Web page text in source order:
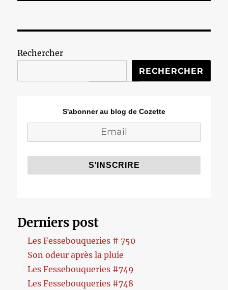
Rechercher
RECHERCHER
S'abonner au blog de Cozette
Derniers post
Les Fessebouqueries # 750
Son odeur après la pluie
Les Fessebouqueries #749
Les Fessebouqueries #748